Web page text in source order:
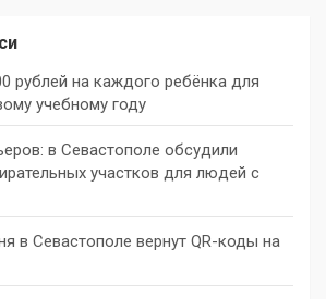
рублей на каждого ребёнка для
учебному году
в Севастополе обсудили
участков для людей с
в Севастополе вернут QR-коды на